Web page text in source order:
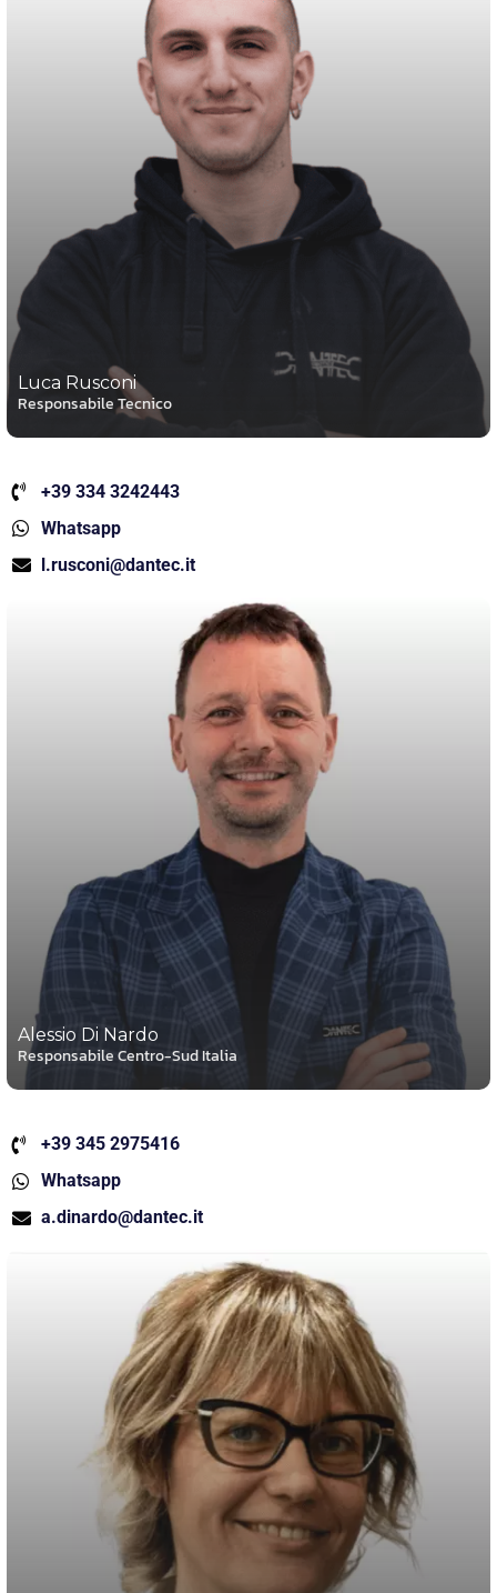
Luca Rusconi
Responsabile Tecnico
+39 334 3242443
Whatsapp
l.rusconi@dantec.it
Alessio Di Nardo
Responsabile Centro-Sud Italia
+39 345 2975416
Whatsapp
a.dinardo@dantec.it